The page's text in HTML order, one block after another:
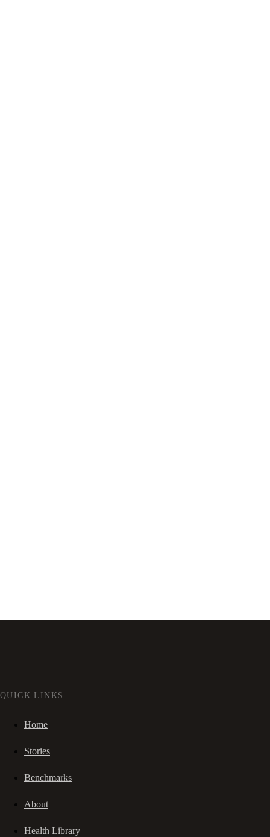
QUICK LINKS
Home
Stories
Benchmarks
About
Health Library